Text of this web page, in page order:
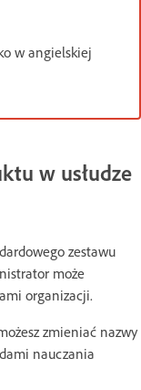
w angielskiej
w usłudze
zestawu
może
organizacji.
zmieniać nazwy
nauczania